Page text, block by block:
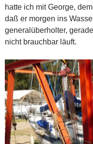
hatte ich mit George,
daß er morgen ins
generalüberholter,
nicht brauchbar läuft.